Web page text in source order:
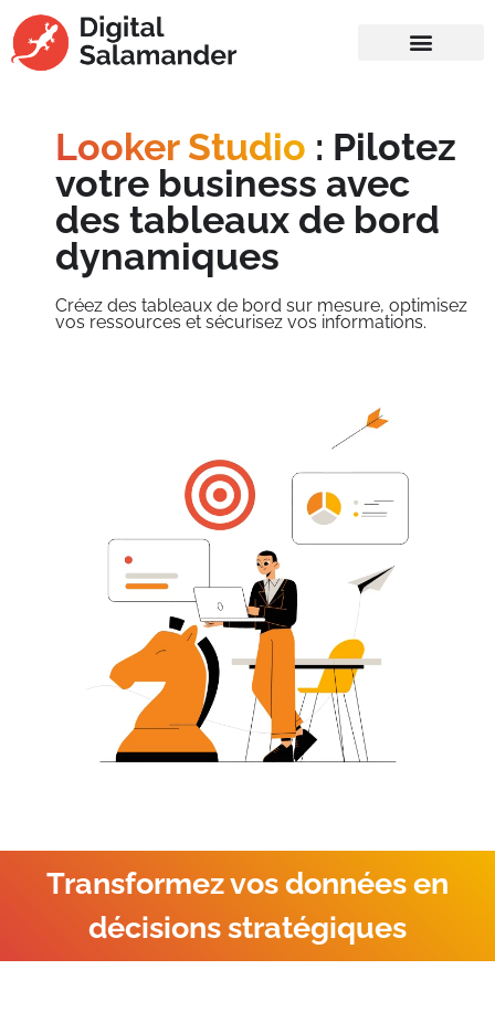
Looker Studio : Pilotez
votre business avec
des tableaux de bord
dynamiques
Créez des tableaux de bord sur mesure, optimisez
vos ressources et sécurisez vos informations.
Transformez vos données en
décisions stratégiques